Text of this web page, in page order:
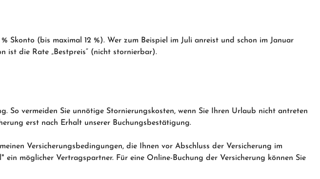
Skonto (bis maximal 12 %). Wer zum Beispiel im Juli anreist und schon im Januar
ist die Rate „Bestpreis“ (nicht stornierbar).
So vermeiden Sie unnötige Stornierungskosten, wenn Sie Ihren Urlaub nicht antreten
erst nach Erhalt unserer Buchungsbestätigung.
Versicherungsbedingungen, die Ihnen vor Abschluss der Versicherung im
möglicher Vertragspartner. Für eine Online-Buchung der Versicherung können Sie